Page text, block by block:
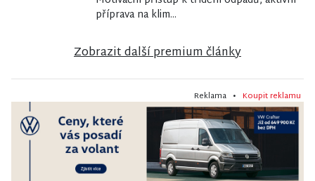
příprava na klim...
Zobrazit další premium články
Reklama • Koupit reklamu